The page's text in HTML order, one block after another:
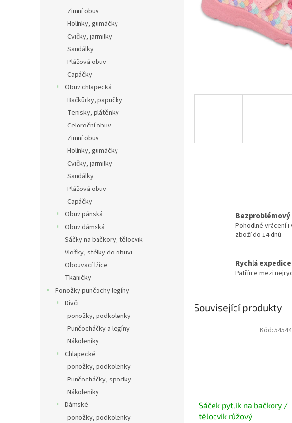
Zimní obuv
Holínky, gumáčky
Cvičky, jarmilky
Sandálky
Plážová obuv
Capáčky
Obuv chlapecká
Bačkůrky, papučky
Tenisky, plátěnky
Celoroční obuv
Zimní obuv
Holínky, gumáčky
Cvičky, jarmilky
Sandálky
Plážová obuv
Capáčky
Obuv pánská
Obuv dámská
Sáčky na bačkory, tělocvik
Vložky, stélky do obuvi
Obouvací lžíce
Tkaničky
Ponožky punčochy legíny
Dívčí
ponožky, podkolenky
Punčocháčky a legíny
Nákoleníky
Chlapecké
ponožky, podkolenky
Punčocháčky, spodky
Nákoleníky
Dámské
ponožky, podkolenky
Bezproblémový
Pohodlné vrácení i
zboží do 14 dnů
Rychlá expedice
Patříme mezi
Související produkty
Sáček pytlík na bačkory /
tělocvik růžový
Kód: 54544